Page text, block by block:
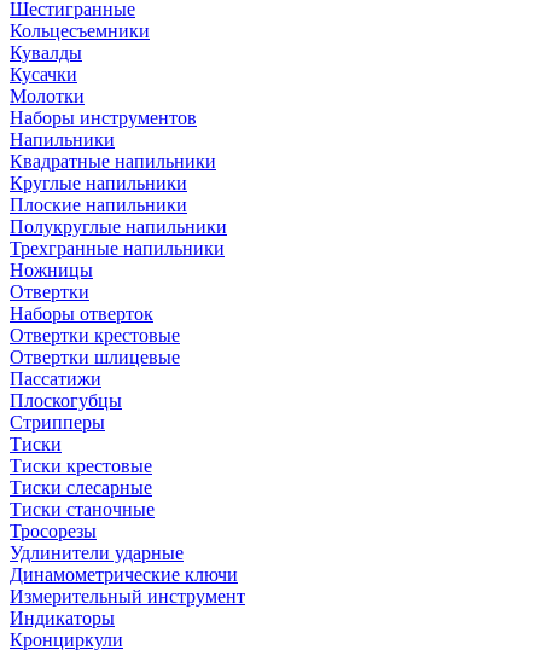
Шестигранные
Кольцесъемники
Кувалды
Кусачки
Молотки
Наборы инструментов
Напильники
Квадратные напильники
Круглые напильники
Плоские напильники
Полукруглые напильники
Трехгранные напильники
Ножницы
Отвертки
Наборы отверток
Отвертки крестовые
Отвертки шлицевые
Пассатижи
Плоскогубцы
Стрипперы
Тиски
Тиски крестовые
Тиски слесарные
Тиски станочные
Тросорезы
Удлинители ударные
Динамометрические ключи
Измерительный инструмент
Индикаторы
Кронциркули